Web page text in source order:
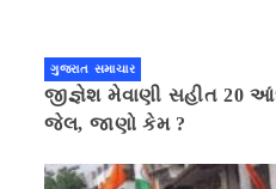
ગુજરાત સમાચાર
જીજ્ઞેશ મેવાણી સહીત 20
જેલ, જાણો કેમ ?